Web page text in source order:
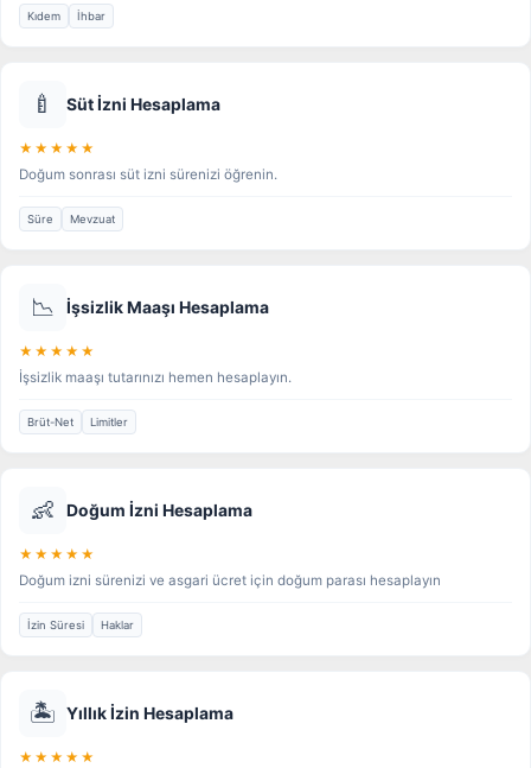
Kıdem İhbar
🍼 Süt İzni Hesaplama
★★★★★
Doğum sonrası süt izni sürenizi öğrenin.
Süre Mevzuat
📉 İşsizlik Maaşı Hesaplama
★★★★★
İşsizlik maaşı tutarınızı hemen hesaplayın.
Brüt-Net Limitler
👶 Doğum İzni Hesaplama
★★★★★
Doğum izni sürenizi ve asgari ücret için doğum parası hesaplayın
İzin Süresi Haklar
🏝️ Yıllık İzin Hesaplama
★★★★★